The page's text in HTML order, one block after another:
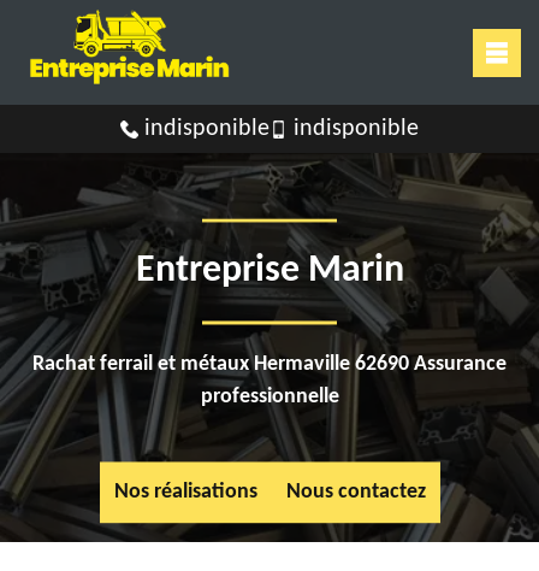
indisponible indisponible
Entreprise Marin
Rachat ferrail et métaux Hermaville 62690 Assurance
professionnelle
Nos réalisations Nous contactez